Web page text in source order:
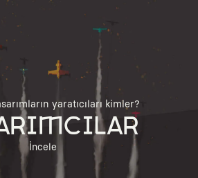
yaratıcıları kimler?
İncele